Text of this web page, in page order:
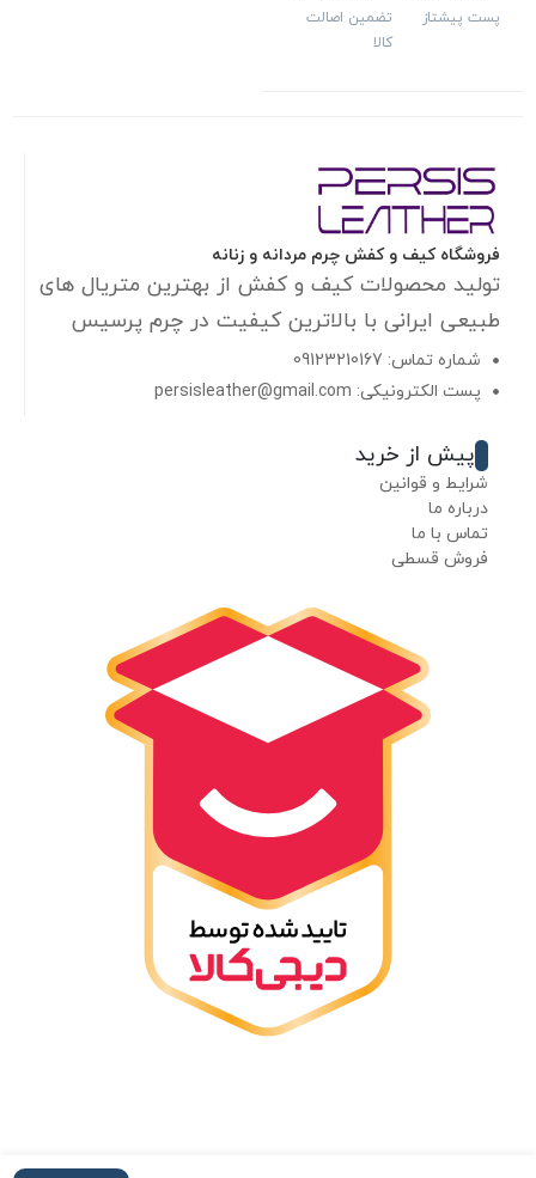
پست پیشتاز
تضمین اصالت
کالا
فروشگاه کیف و کفش چرم مردانه و زنانه
تولید محصولات کیف و کفش از بهترین متریال های
طبیعی ایرانی با بالاترین کیفیت در چرم پرسیس
شماره تماس: 09123210167
پست الکترونیکی: persisleather@gmail.com
پیش از خرید
شرایط و قوانین
درباره ما
تماس با ما
فروش قسطی